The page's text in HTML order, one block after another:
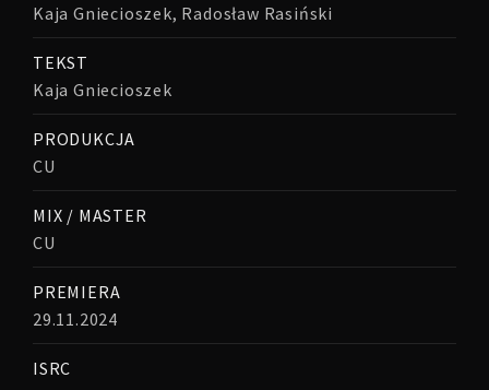
Kaja Gniecioszek, Radosław Rasiński
TEKST
Kaja Gniecioszek
PRODUKCJA
CU
MIX / MASTER
CU
PREMIERA
29.11.2024
ISRC